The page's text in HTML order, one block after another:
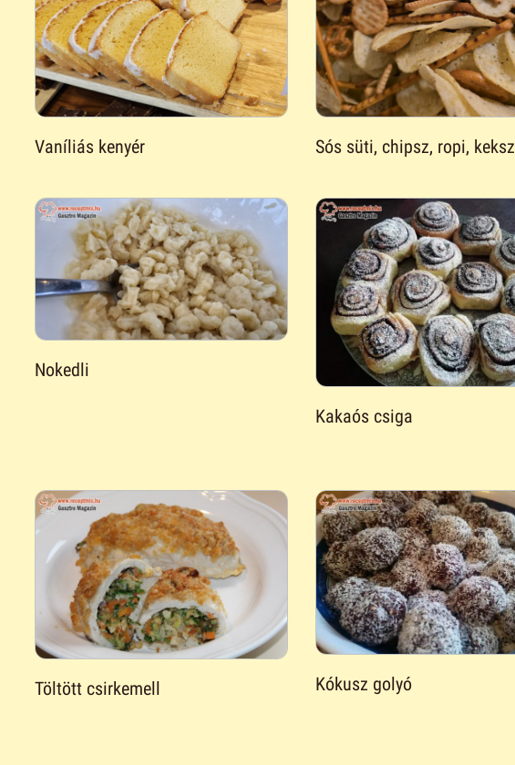
Vaníliás kenyér Sós süti, chipsz, ropi, keksz
Nokedli
Kakaós csiga
Töltött csirkemell Kókusz golyó